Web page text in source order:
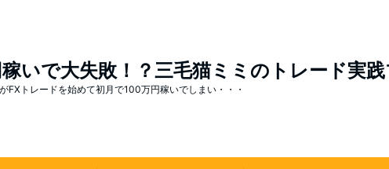
いで大失敗！？三毛猫ミミのトレード実
FXトレードを始めて初月で100万円稼いでしまい・・・